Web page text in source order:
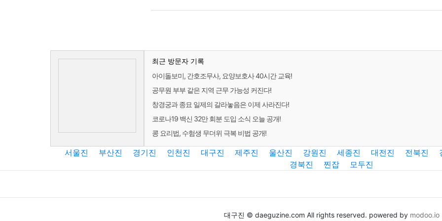
최근 방문자 기록
아이돌보미, 간호조무사, 요양보호사 40시간 교육!
공무원 부부 같은 지역 근무 가능성 커진다!
창경궁과 종묘 일제의 갈라놓음은 이제 사라진다!
코로나19 백신 32만 회분 도입 소식 오늘 공개!
콩 요리법, 수험생 무더위 극복 비법 공개!
서울진 부산진 경기진 인천진 대구진 제주진 울산진 강원진 세종진 대전진 전북진
경북진
찐잡 모두진
대구진 © daeguzine.com All rights reserved. powered by modoo.io